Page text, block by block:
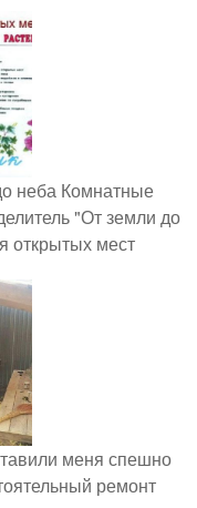
неба Комнатные
"От земли до
открытых мест
меня спешно
ремонт